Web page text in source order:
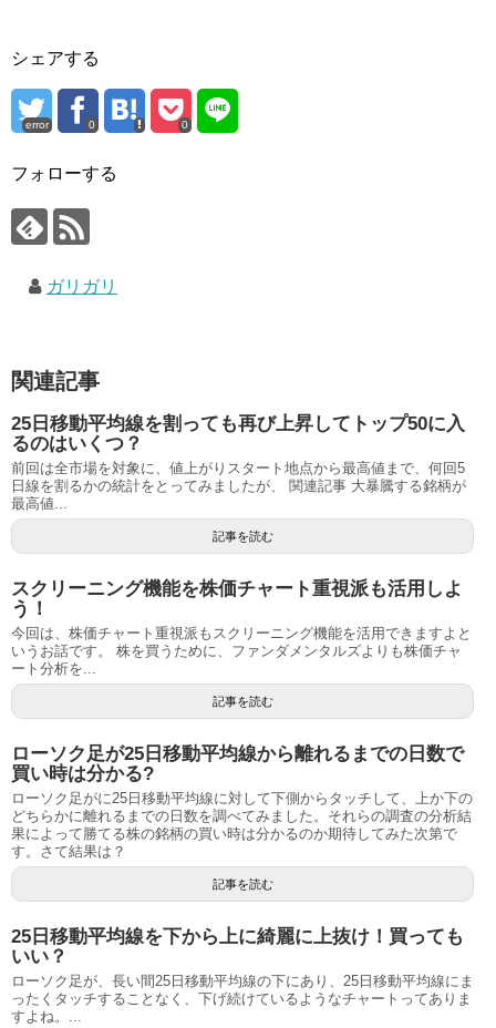
シェアする
error 0 0
フォローする
ガリガリ
関連記事
25日移動平均線を割っても再び上昇してトップ50に入
るのはいくつ？
前回は全市場を対象に、値上がりスタート地点から最高値まで、何回5
日線を割るかの統計をとってみましたが、 関連記事 大暴騰する銘柄が
最高値...
記事を読む
スクリーニング機能を株価チャート重視派も活用しよ
う！
今回は、株価チャート重視派もスクリーニング機能を活用できますよと
いうお話です。 株を買うために、ファンダメンタルズよりも株価チャ
ート分析を...
記事を読む
ローソク足が25日移動平均線から離れるまでの日数で
買い時は分かる?
ローソク足がに25日移動平均線に対して下側からタッチして、上か下の
どちらかに離れるまでの日数を調べてみました。それらの調査の分析結
果によって勝てる株の銘柄の買い時は分かるのか期待してみた次第で
す。さて結果は？
記事を読む
25日移動平均線を下から上に綺麗に上抜け！買っても
いい？
ローソク足が、長い間25日移動平均線の下にあり、25日移動平均線にま
ったくタッチすることなく、下げ続けているようなチャートってありま
すよね。...